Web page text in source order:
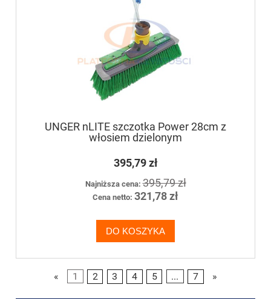
UNGER nLITE szczotka Power 28cm z
włosiem dzielonym
395,79 zł
Najniższa cena:395,79 zł
Cena netto: 321,78 zł
DO KOSZYKA
« 1 2 3 4 5 ... 7 »